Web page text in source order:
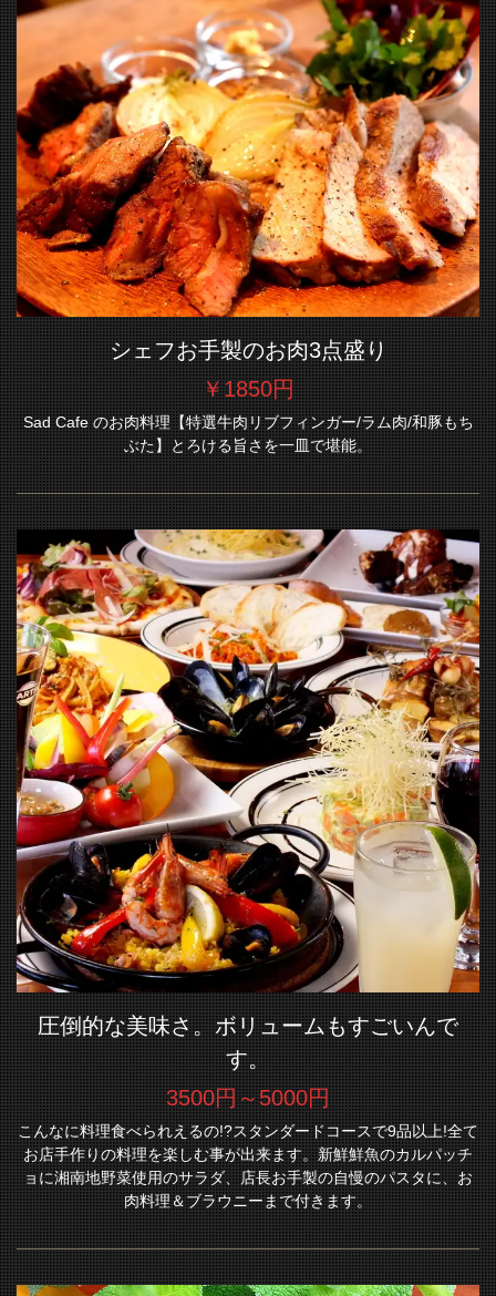
シェフお手製のお肉3点盛り
￥1850円
Sad Cafe のお肉料理【特選牛肉リブフィンガー/ラム肉/和豚もち
ぶた】とろける旨さを一皿で堪能。
圧倒的な美味さ。ボリュームもすごいんで
す。
3500円～5000円
こんなに料理食べられえるの!?スタンダードコースで9品以上!全て
お店手作りの料理を楽しむ事が出来ます。新鮮鮮魚のカルパッチ
ョに湘南地野菜使用のサラダ、店長お手製の自慢のパスタに、お
肉料理＆ブラウニーまで付きます。